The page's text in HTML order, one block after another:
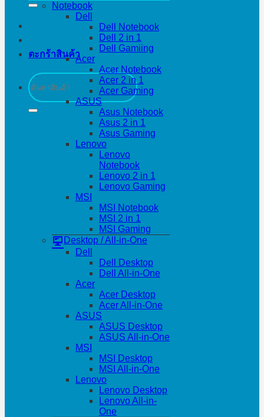
ตะกร้าสินค้า
ค้นหา:
Notebook
Dell
Dell Notebook
Dell 2 in 1
Dell Gamiing
Acer
Acer Notebook
Acer 2 in 1
Acer Gaming
ASUS
Asus Notebook
Asus 2 in 1
Asus Gaming
Lenovo
Lenovo
Notebook
Lenovo 2 in 1
Lenovo Gaming
MSI
MSI Notebook
MSI 2 in 1
MSI Gaming
Desktop / All-in-One
Dell
Dell Desktop
Dell All-in-One
Acer
Acer Desktop
Acer All-in-One
ASUS
ASUS Desktop
ASUS All-in-One
MSI
MSI Desktop
MSI All-in-One
Lenovo
Lenovo Desktop
Lenovo All-in-
One